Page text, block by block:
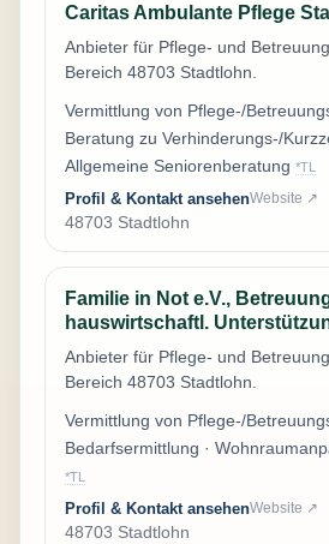
Caritas Ambulante Pflege
Anbieter für Pflege- und
Bereich 48703 Stadtlohn.
Vermittlung von Pflege-/
Beratung zu Verhinderungs-/
Allgemeine Seniorenberatung *TL
Profil & Kontakt ansehenWebsite ↗
48703 Stadtlohn
Familie in Not e.V.,
hauswirtschaftl.
Anbieter für Pflege- und
Bereich 48703 Stadtlohn.
Vermittlung von Pflege-/
Bedarfsermittlung ·
*TL
Profil & Kontakt ansehenWebsite ↗
48703 Stadtlohn